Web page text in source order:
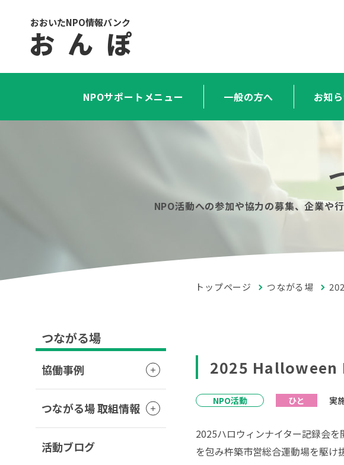
おおいたNPO情報バンク
お ん ぽ
NPOサポートメニュー 一般の方へ お知
NPO活動への参加や協力の募集、企業や
トップページ つながる場
2025 Halloween
NPO活動 ひと 実
2025ハロウィンナイター記録会
を包み杵築市営総合運動場を駆け
つながる場
協働事例
つながる場 取組情報
活動ブログ